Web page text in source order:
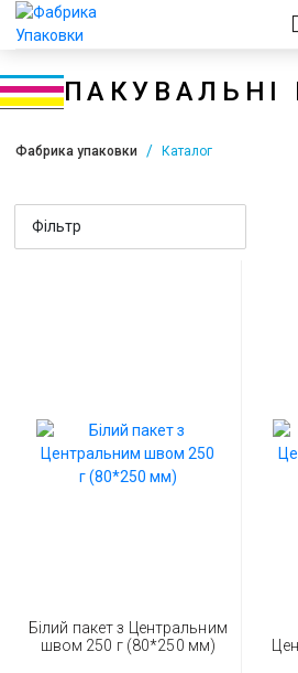
Оплата та доставка
ПАКУВАЛЬНІ
Фабрика упаковки Каталог
Фільтр
Білий пакет з Центральним
швом 250 г (80*250 мм)